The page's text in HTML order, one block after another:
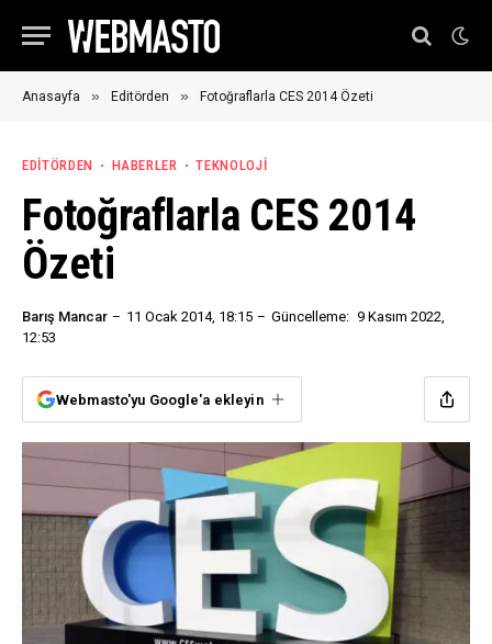
Anasayfa » Editörden » Fotoğraflarla CES 2014 Özeti
EDITÖRDEN HABERLER TEKNOLOJI
Fotoğraflarla CES 2014
Özeti
Barış Mancar 11 Ocak 2014, 18:15 Güncelleme: 9 Kasım 2022,
12:53
Webmasto'yu Google'a ekleyin